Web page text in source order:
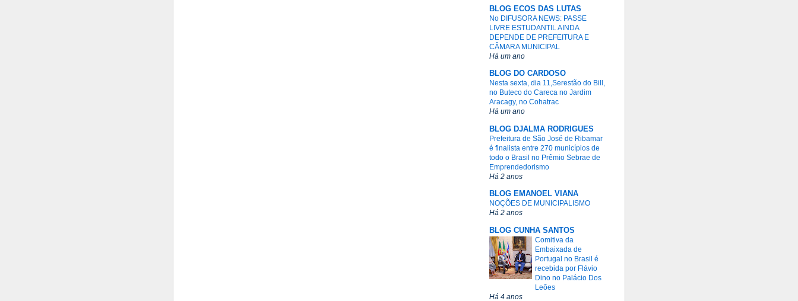
BLOG ECOS DAS LUTAS
No DIFUSORA NEWS: PASSE
LIVRE ESTUDANTIL AINDA
DEPENDE DE PREFEITURA E
CÂMARA MUNICIPAL
Há um ano
BLOG DO CARDOSO
Nesta sexta, dia 11,Serestão do Bill,
no Buteco do Careca no Jardim
Aracagy, no Cohatrac
Há um ano
BLOG DJALMA RODRIGUES
Prefeitura de São José de Ribamar
é finalista entre 270 municípios de
todo o Brasil no Prêmio Sebrae de
Emprendedorismo
Há 2 anos
BLOG EMANOEL VIANA
NOÇÕES DE MUNICIPALISMO
Há 2 anos
BLOG CUNHA SANTOS
Comitiva da
Embaixada de
Portugal no Brasil é
recebida por Flávio
Dino no Palácio Dos
Leões
Há 4 anos